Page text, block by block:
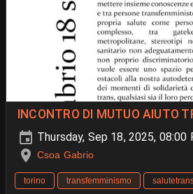
INCONTRO DI MUTUO AIUTO
Thursday, Sep 18, 2025,
Csoa Gabrio
torino transfemminismo